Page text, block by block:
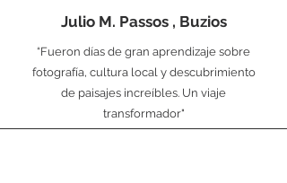
Julio M. Passos , Buzios
“Fueron días de gran aprendizaje sobre
fotografía, cultura local y descubrimiento
de paisajes increíbles. Un viaje
transformador"